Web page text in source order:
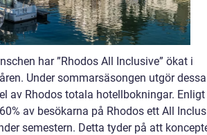
har ”Rhodos All Inclusive” ökat i
Under sommarsäsongen utgör dessa
av Rhodos totala hotellbokningar. Enligt
av besökarna på Rhodos ett All
semestern. Detta tyder på att